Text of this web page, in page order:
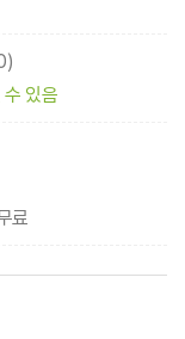
있음
료